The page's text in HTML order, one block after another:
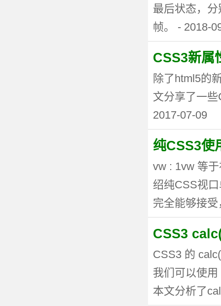
最后状态，
帧。 - 2018-
CSS3新属
除了html5的
文分享了一
2017-07-09
纯CSS3使
vw : 1vw 等
绍纯CSS视
完全能够接
CSS3
CSS3 的
我们可以使
本文分析了